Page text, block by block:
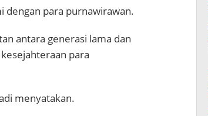
dengan para purnawirawan.
antara generasi lama dan
para
menyatakan.